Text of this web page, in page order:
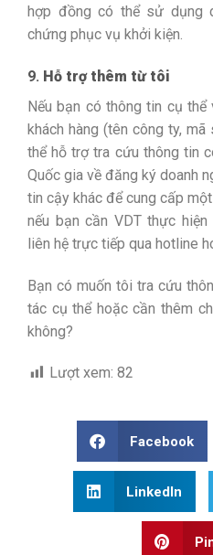
hợp đồng có thể sử dụng
chứng phục vụ khởi kiện.
9. Hỗ trợ thêm từ tôi
Nếu bạn có thông tin cụ
khách hàng (tên công ty, mã
thể hỗ trợ tra cứu thông tin
Quốc gia về đăng ký doanh
tin cậy khác để cung cấp
nếu bạn cần VDT thực
liên hệ trực tiếp qua hotline
Bạn có muốn tôi tra cứu
tác cụ thể hoặc cần thêm
không?
Lượt xem: 82
Facebook
LinkedIn